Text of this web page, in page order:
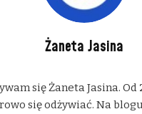
Żaneta Jasina
się Żaneta Jasina. Od
się odżywiać. Na